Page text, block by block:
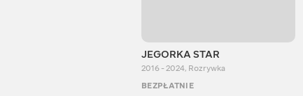
JEGORKA STAR
2016 - 2024, Rozrywka
BEZPŁATNIE